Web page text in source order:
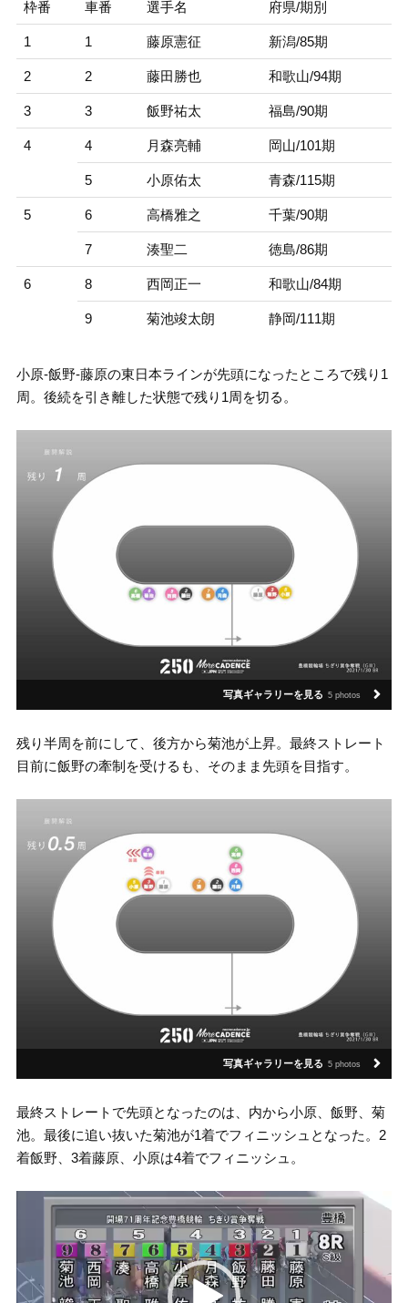
枠番 車番 選手名 府県/期別
1 1 藤原憲征 新潟/85期
2 2 藤田勝也 和歌山/94期
3 3 飯野祐太 福島/90期
4 4 月森亮輔 岡山/101期
5 小原佑太 青森/115期
5 6 高橋雅之 千葉/90期
7 湊聖二 徳島/86期
6 8 西岡正一 和歌山/84期
9 菊池竣太朗 静岡/111期
小原-飯野-藤原の東日本ラインが先頭になったところで残り1
周。後続を引き離した状態で残り1周を切る。
写真ギャラリーを見る 5 photos
残り半周を前にして、後方から菊池が上昇。最終ストレート
目前に飯野の牽制を受けるも、そのまま先頭を目指す。
写真ギャラリーを見る 5 photos
最終ストレートで先頭となったのは、内から小原、飯野、菊
池。最後に追い抜いた菊池が1着でフィニッシュとなった。2
着飯野、3着藤原、小原は4着でフィニッシュ。
ー